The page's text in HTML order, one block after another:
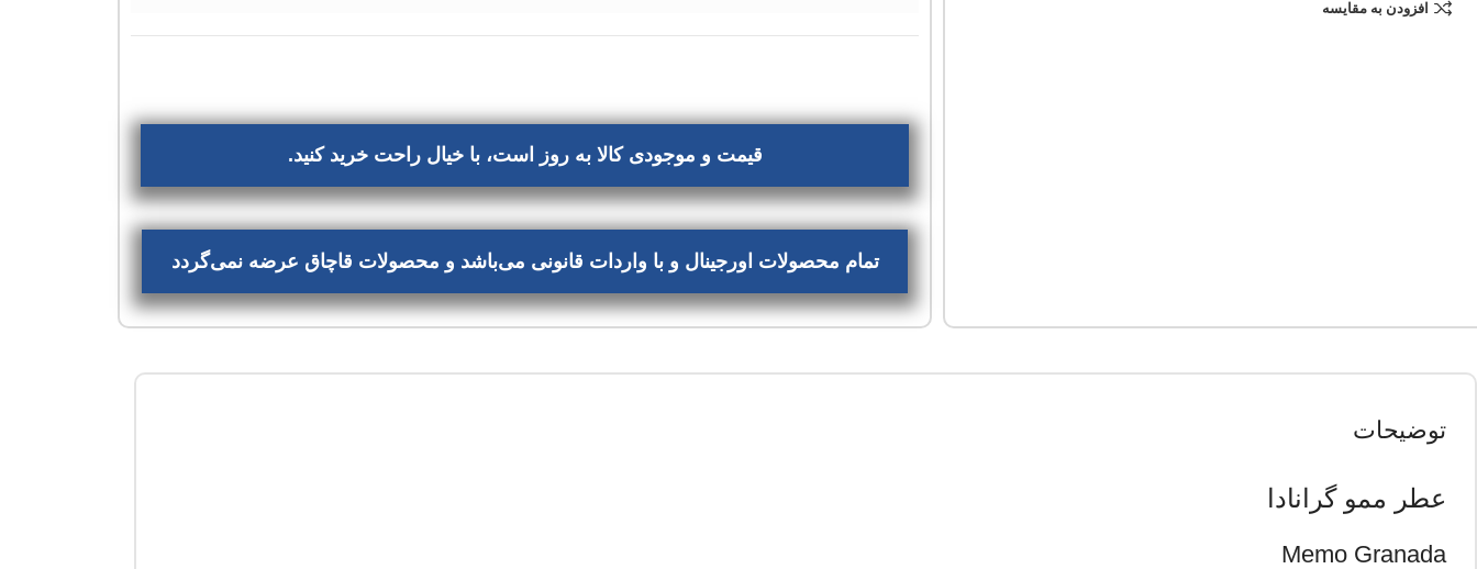
افزودن به مقایسه
قیمت و موجودی کالا به روز است، با خیال راحت خرید کنید.
تمام محصولات اورجینال و با واردات قانونی می‌باشد و محصولات قاچاق عرضه نمی‌گردد
توضیحات
عطر ممو گرانادا
Memo Granada